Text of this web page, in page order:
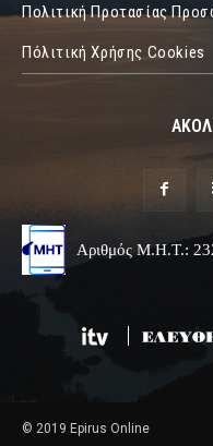
Πολιτική Προτασίας
Πόλιτική Χρήσης Cookies
Αριθμός Μ.Η.Τ.:
© 2019 Epirus Online